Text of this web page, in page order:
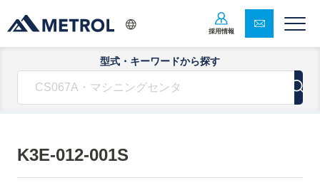
採用情報
型式・キーワードから探す
K3E-012-001S